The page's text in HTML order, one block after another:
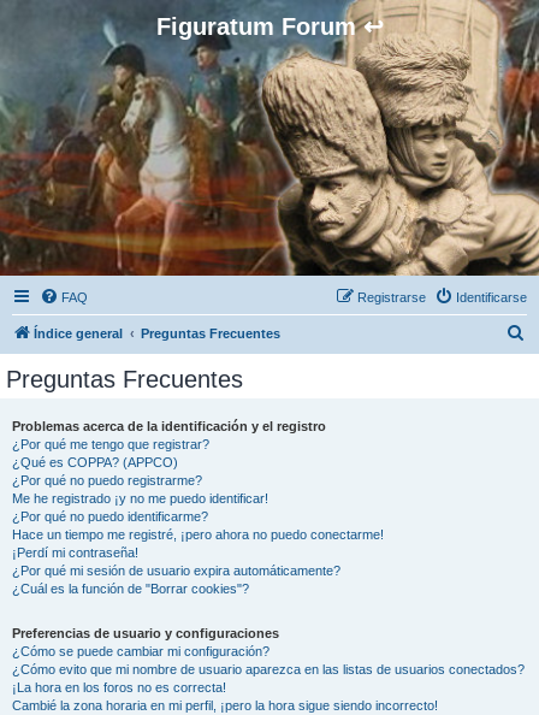
Figuratum Forum ↩
FAQ Identificarse
Registrarse
Índice general Preguntas Frecuentes
Preguntas Frecuentes
Problemas acerca de la identificación y el registro
¿Por qué me tengo que registrar?
¿Qué es COPPA? (APPCO)
¿Por qué no puedo registrarme?
Me he registrado ¡y no me puedo identificar!
¿Por qué no puedo identificarme?
Hace un tiempo me registré, ¡pero ahora no puedo conectarme!
¡Perdí mi contraseña!
¿Por qué mi sesión de usuario expira automáticamente?
¿Cuál es la función de "Borrar cookies"?
Preferencias de usuario y configuraciones
¿Cómo se puede cambiar mi configuración?
¿Cómo evito que mi nombre de usuario aparezca en las listas de usuarios conectados?
¡La hora en los foros no es correcta!
Cambié la zona horaria en mi perfil, ¡pero la hora sigue siendo incorrecto!